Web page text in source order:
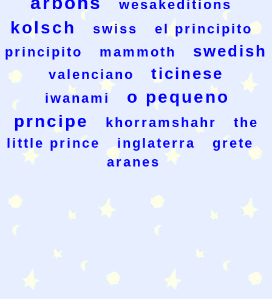
wesakeditions
kolsch swiss
el principito
principito
mammoth swedish
valenciano ticinese
iwanami
o pequeno
prncipe
khorramshahr
the
little prince
inglaterra
grete
aranes